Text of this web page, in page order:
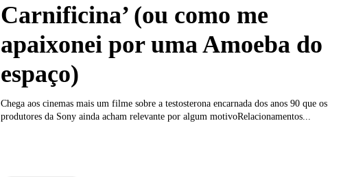
Carnificina’ (ou como me
apaixonei por uma Amoeba do
espaço)
Chega aos cinemas mais um filme sobre a testosterona encarnada dos anos 90 que os
produtores da Sony ainda acham relevante por algum motivoRelacionamentos...